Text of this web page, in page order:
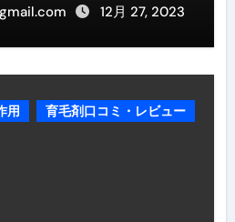
12月 27, 2023
用
育毛剤口コミ・レビュー